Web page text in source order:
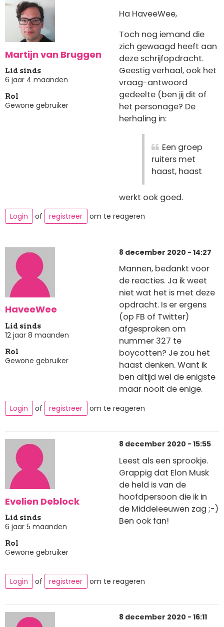
Martijn van Bruggen
Lid sinds
6 jaar 4 maanden
Rol
Gewone gebruiker
Ha HaveeWee,
Toch nog iemand die
zich gewaagd heeft aan
deze schrijfopdracht.
Geestig verhaal, ook het
vraag-antwoord
gedeelte (ben jij dit of
het personage? De
herhaling in:
Een groep
ruiters met
haast, haast
werkt ook goed.
Login of registreer om te reageren
HaveeWee
Lid sinds
12 jaar 8 maanden
Rol
Gewone gebruiker
8 december 2020 - 14:27
Mannen, bedankt voor
de reacties. Ja ik weet
niet wat het is met deze
opdracht. Is er ergens
(op FB of Twitter)
afgesproken om
nummer 327 te
boycotten? Je zou het
haast denken. Want ik
ben altijd wel de enigste
maar nooit de enige.
Login of registreer om te reageren
Evelien Deblock
Lid sinds
6 jaar 5 maanden
Rol
Gewone gebruiker
8 december 2020 - 15:55
Leest als een sprookje.
Grappig dat Elon Musk
de held is van de
hoofdpersoon die ik in
de Middeleeuwen zag ;-)
Ben ook fan!
Login of registreer om te reageren
8 december 2020 - 16:11